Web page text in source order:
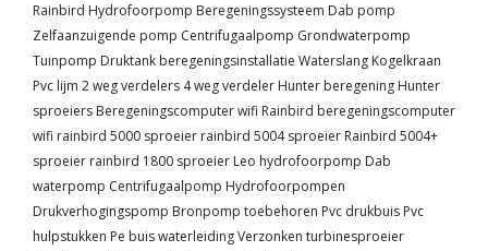
Rainbird Hydrofoorpomp Beregeningssysteem Dab pomp
Zelfaanzuigende pomp Centrifugaalpomp Grondwaterpomp
Tuinpomp Druktank beregeningsinstallatie Waterslang Kogelkraan
Pvc lijm 2 weg verdelers 4 weg verdeler Hunter beregening Hunter
sproeiers Beregeningscomputer wifi Rainbird beregeningscomputer
wifi rainbird 5000 sproeier rainbird 5004 sproeier Rainbird 5004+
sproeier rainbird 1800 sproeier Leo hydrofoorpomp Dab
waterpomp Centrifugaalpomp Hydrofoorpompen
Drukverhogingspomp Bronpomp toebehoren Pvc drukbuis Pvc
hulpstukken Pe buis waterleidingVerzonken turbinesproeier